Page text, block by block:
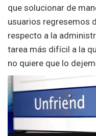
que solucionar de
usuarios regresemos
respecto a la
tarea más difícil a la
no quiere que lo